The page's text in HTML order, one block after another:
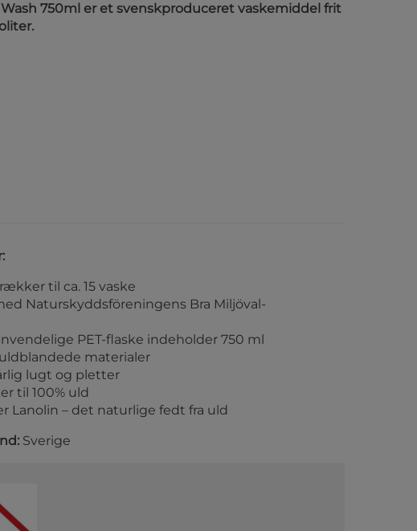
Wash 750ml er et svenskproduceret vaskemiddel frit
til ca. 15 vaske
Naturskyddsföreningens Bra Miljöval-
PET-flaske indeholder 750 ml
materialer
lugt og pletter
til 100% uld
Lanolin – det naturlige fedt fra uld
Sverige